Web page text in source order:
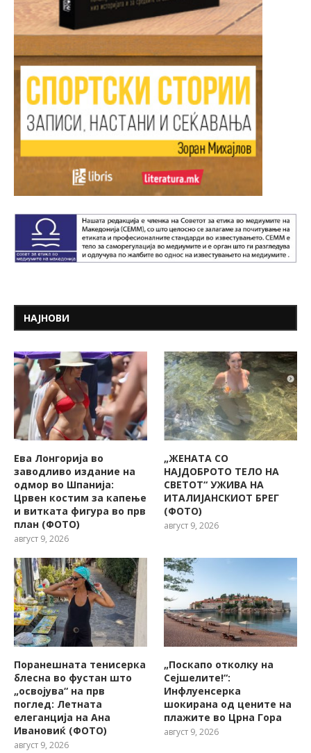
НАЈНОВИ
Ева Лонгорија во
заводливо издание на
одмор во Шпанија:
Црвен костим за капење
и витката фигура во прв
план (ФОТО)
август 9, 2026
„ЖЕНАТА СО
НАЈДОБРОТО ТЕЛО НА
СВЕТОТ“ УЖИВА НА
ИТАЛИЈАНСКИОТ БРЕГ
(ФОТО)
август 9, 2026
Поранешната тенисерка
блесна во фустан што
„освојува“ на прв
поглед: Летната
елеганција на Ана
Ивановиќ (ФОТО)
август 9, 2026
„Поскапо отколку на
Сејшелите!“:
Инфлуенсерка
шокирана од цените на
плажите во Црна Гора
август 9, 2026